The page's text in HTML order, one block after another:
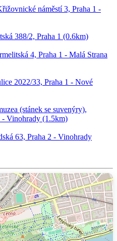
náměstí 3, Praha 1 -
388/2, Praha 1 (0.6km)
4, Praha 1 - Malá Strana
2022/33, Praha 1 - Nové
(stánek se suvenýry),
- Vinohrady (1.5km)
63, Praha 2 - Vinohrady